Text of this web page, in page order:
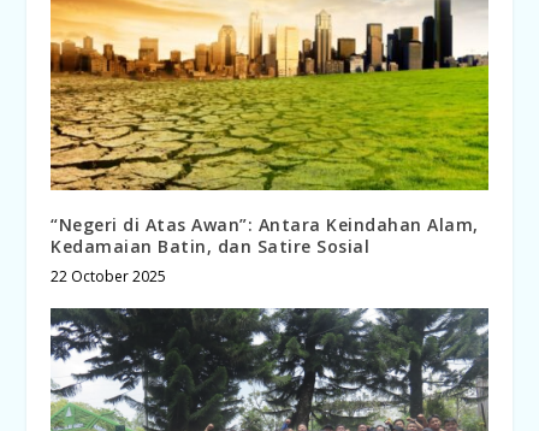
“Negeri di Atas Awan”: Antara Keindahan Alam,
Kedamaian Batin, dan Satire Sosial
22 October 2025